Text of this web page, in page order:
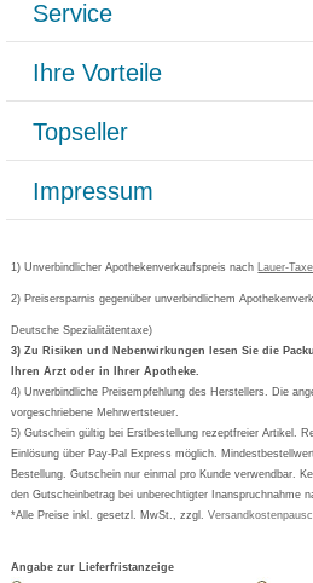
Glossar
Häufig gestellte Fragen
Datenschutz
AGB
Cookie-Einstellungen
Vertrag widerrufen
Service
Rücksendemöglichkeit
Paketlieferstatus
Versandkosten
Bestellschein ausfüllen
Newsletteranmeldung
Ihre Vorteile
Rezeptlieferung
Bonusprogramm
Gutschein und Rabatte
Kundenbewertung
Topseller
Grippostad
Bepanthen
Formoline
Wick
Eucerin
Basica
Impressum
1) Unverbindlicher Apothekenverkaufspreis nach Lauer-Taxe
2) Preisersparnis gegenüber unverbindlichem
Deutsche Spezialitätentaxe)
3) Zu Risiken und Nebenwirkungen lesen Sie die
Ihren Arzt oder in Ihrer Apotheke.
4) Unverbindliche Preisempfehlung des Herstellers. Die
vorgeschriebene Mehrwertsteuer.
5) Gutschein gültig bei Erstbestellung rezeptfreier Artikel.
Einlösung über Pay-Pal Express möglich.
Bestellung. Gutschein nur einmal pro Kunde verwendbar.
den Gutscheinbetrag bei unberechtigter Inanspruchnahme
*Alle Preise inkl. gesetzl. MwSt., zzgl.
Angabe zur Lieferfristanzeige